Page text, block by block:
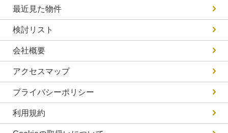
最近見た物件
検討リスト
会社概要
アクセスマップ
プライバシーポリシー
利用規約